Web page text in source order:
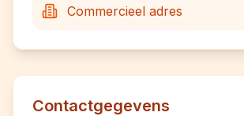
Commercieel adres
Contactgegevens